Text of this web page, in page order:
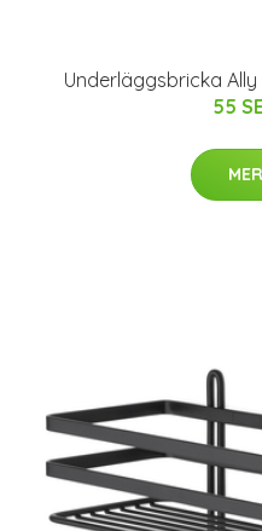
Underläggsbricka
55